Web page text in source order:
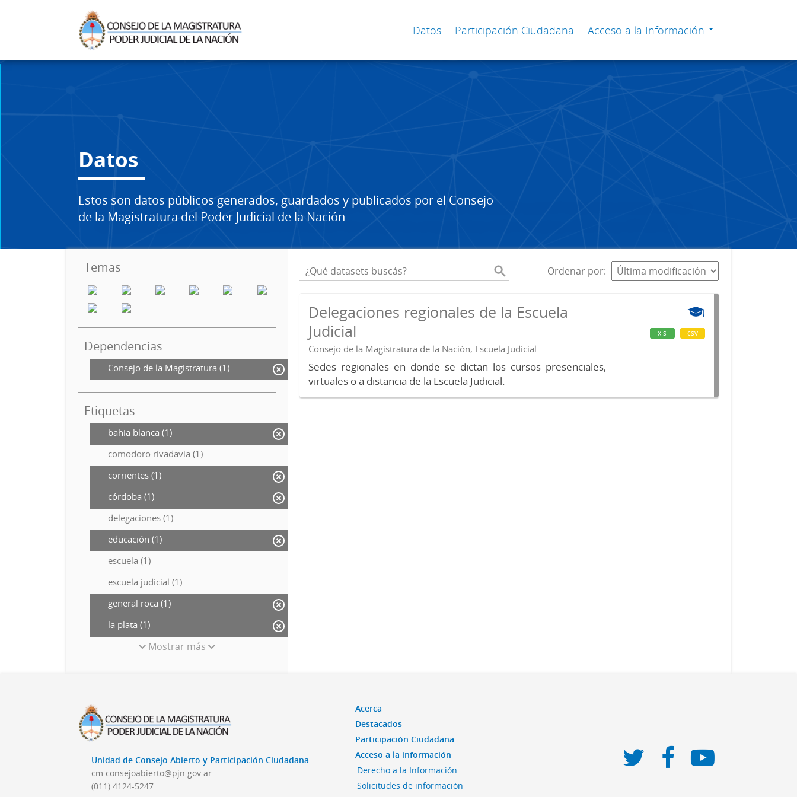
Datos Participación Ciudadana Acceso a la Información
Datos
Estos son datos públicos generados, guardados y publicados por el Consejo
de la Magistratura del Poder Judicial de la Nación
Temas
Dependencias
Consejo de la Magistratura (1)
Etiquetas
bahia blanca (1)
comodoro rivadavia (1)
corrientes (1)
córdoba (1)
delegaciones (1)
educación (1)
escuela (1)
escuela judicial (1)
general roca (1)
la plata (1)
Mostrar más
Ordenar por
Delegaciones regionales de la Escuela
Judicial
Consejo de la Magistratura de la Nación, Escuela Judicial
Sedes regionales en donde se dictan los cursos presenciales,
virtuales o a distancia de la Escuela Judicial.
xls csv
Unidad de Consejo Abierto y Participación Ciudadana
cm.consejoabierto@pjn.gov.ar
(011) 4124-5247
Acerca
Destacados
Participación Ciudadana
Acceso a la información
Derecho a la Información
Solicitudes de información